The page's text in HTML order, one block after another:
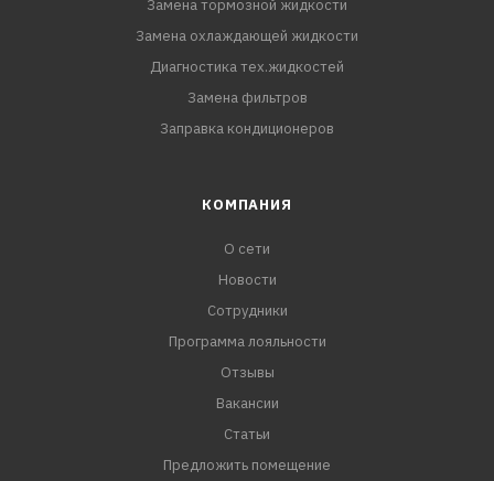
Замена тормозной жидкости
Замена охлаждающей жидкости
Диагностика тех.жидкостей
Замена фильтров
Заправка кондиционеров
КОМПАНИЯ
О сети
Новости
Сотрудники
Программа лояльности
Отзывы
Вакансии
Статьи
Предложить помещение